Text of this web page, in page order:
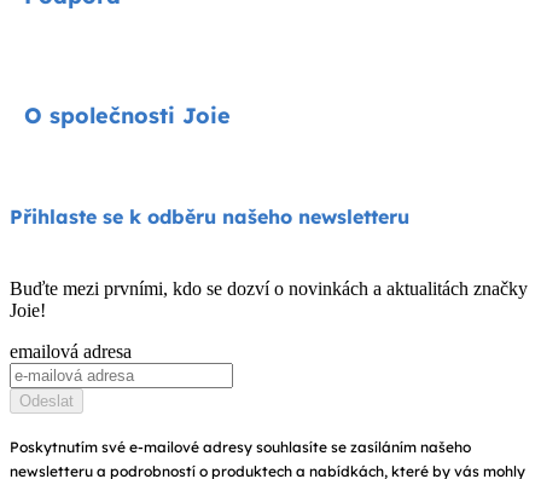
Kočárky
Houpátka a lehátka
Dětské postýlky a kolébky
Záruka
Návod k obsluze
Mapa stránek
O společnosti Joie
O nás
Najít obchody
Zaregistrujte svůj výrobek
Přihlaste se k odběru našeho newsletteru
Buďte mezi prvními, kdo se dozví o novinkách a aktualitách značky
Joie!
emailová adresa
Odeslat
Poskytnutím své e-mailové adresy souhlasíte se zasíláním našeho
newsletteru a podrobností o produktech a nabídkách, které by vás mohly